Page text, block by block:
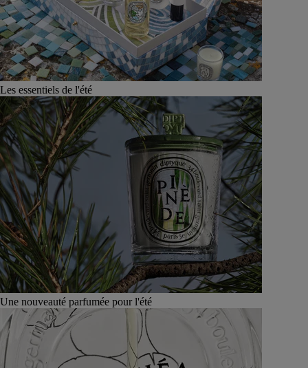
Les essentiels de l'été
Une nouveauté parfumée pour l'été